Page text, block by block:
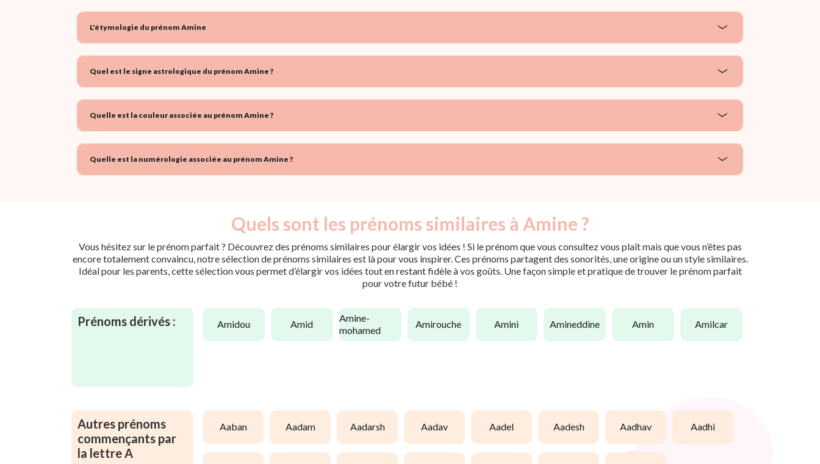
L'étymologie du prénom Amine
Quel est le signe astrologique du prénom Amine ?
Quelle est la couleur associée au prénom Amine ?
Quelle est la numérologie associée au prénom Amine ?
Quels sont les prénoms similaires à Amine ?
Vous hésitez sur le prénom parfait ? Découvrez des prénoms similaires pour élargir vos idées ! Si le prénom que vous consultez vous plaît mais que vous n’êtes pas
encore totalement convaincu, notre sélection de prénoms similaires est là pour vous inspirer. Ces prénoms partagent des sonorités, une origine ou un style similaires.
Idéal pour les parents, cette sélection vous permet d’élargir vos idées tout en restant fidèle à vos goûts. Une façon simple et pratique de trouver le prénom parfait
pour votre futur bébé !
Prénoms dérivés : amidou amid
amine-
mohamed
amirouche amini amineddine amin amilcar
Autres prénoms
commençants par
la lettre A
aaban aadam aadarsh aadav aadel aadesh aadhav aadhi